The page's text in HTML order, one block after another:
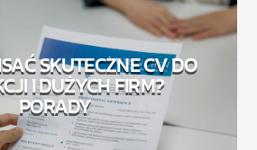
MUZY
SKUTECZNE CV DO
I DUŻYCH FIRM?
PORADY